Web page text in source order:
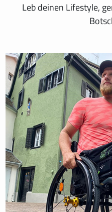
Leb deinen Lifestyle,
IRELAND
NEDERLAND
NORWAY
PORTUGAL
SCHWEIZ
SPAIN
SUISSE